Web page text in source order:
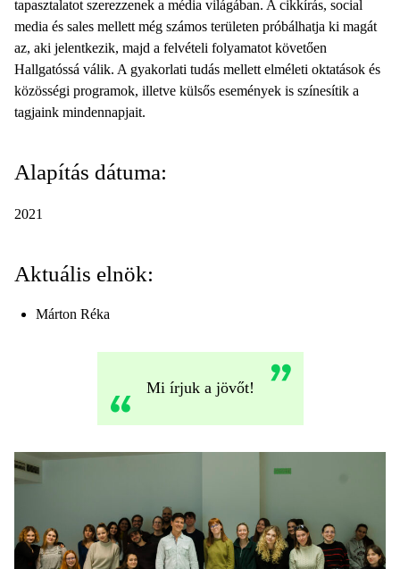
tapasztalatot szerezzenek a média világában. A cikkírás, social
media és sales mellett még számos területen próbálhatja ki magát
az, aki jelentkezik, majd a felvételi folyamatot követően
Hallgatóssá válik. A gyakorlati tudás mellett elméleti oktatások és
közösségi programok, illetve külsős események is színesítik a
tagjaink mindennapjait.
Alapítás dátuma:
2021
Aktuális elnök:
Márton Réka
Mi írjuk a jövőt!